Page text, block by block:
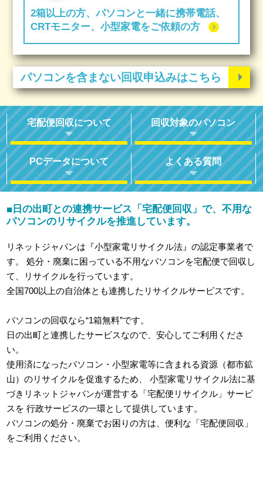
2箱以上の方、パソコンと一緒に携帯電話、
CRTモニター、小型家電をご依頼の方
パソコンを含まない回収申込みはこちら
宅配便回収について 回収対象のパソコン
PCデータについて よくある質問
■ 日の出町との連携サービス「宅配便回収」で、不用な
パソコンのリサイクルを推進しています。
リネットジャパンは『小型家電リサイクル法』の認定事業者で
す。
処分・廃棄に困っている不用なパソコンを宅配便で回収し
て、リサイクルを行っています。
全国700以上の自治体とも連携したリサイクルサービスです。
パソコンの回収なら“1箱無料”です。
日の出町と連携したサービスなので、安心してご利用くださ
い。
使用済になったパソコン・小型家電等に含まれる資源（都市鉱
山）のリサイクルを促進するため、
小型家電リサイクル法に基
づきリネットジャパンが運営する「宅配便リサイクル」サービ
スを 行政サービスの一環として提供しています。
パソコンの処分・廃棄でお困りの方は、便利な「宅配便回収」
をご利用ください。